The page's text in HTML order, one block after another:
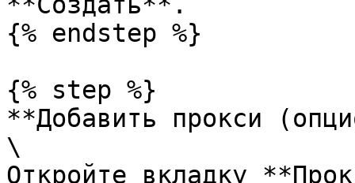
{% endstep %}
{% step %}
**Добавить прокси
\
Откройте вкладку